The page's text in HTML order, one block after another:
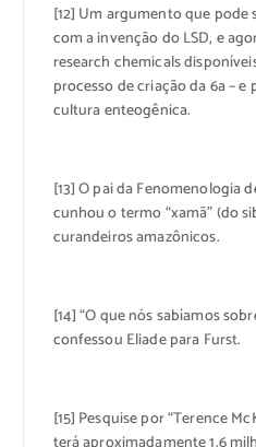
[12] Um argumento que pode
com a invenção do LSD, e
research chemicals
processo de criação da 6a –
cultura enteogênica.
[13] O pai da Fenomenologia
cunhou o termo “xamã” (do
curandeiros amazônicos.
[14] “O que nós sabíamos
confessou Eliade para Furst.
[15] Pesquise por “Terence